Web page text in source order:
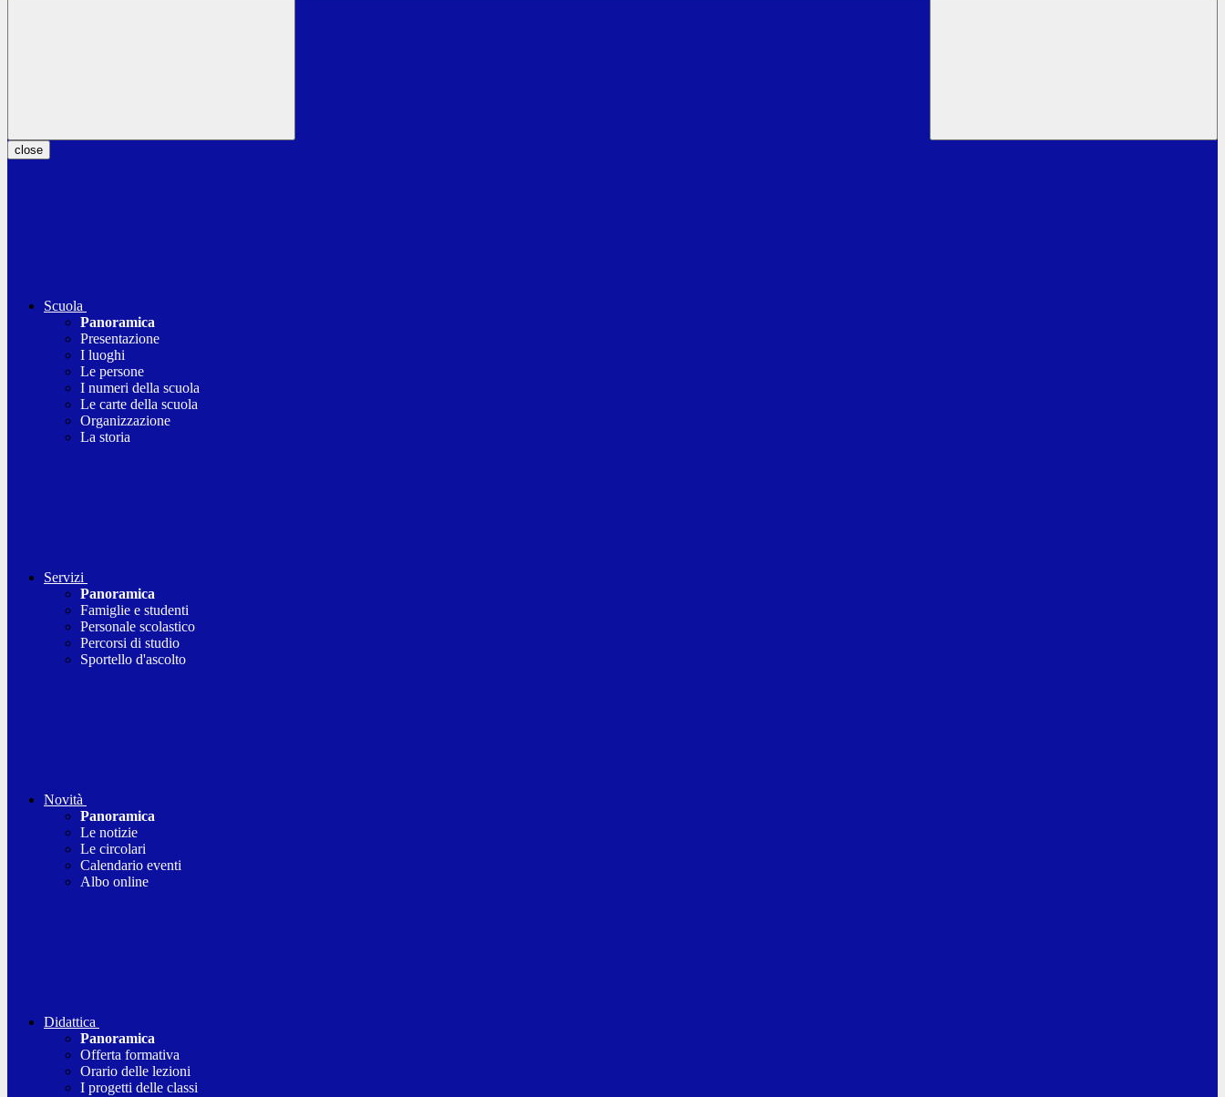
close
Scuola
Panoramica
Presentazione
I luoghi
Le persone
I numeri della scuola
Le carte della scuola
Organizzazione
La storia
Servizi
Panoramica
Famiglie e studenti
Personale scolastico
Percorsi di studio
Sportello d'ascolto
Novità
Panoramica
Le notizie
Le circolari
Calendario eventi
Albo online
Didattica
Panoramica
Offerta formativa
Orario delle lezioni
I progetti delle classi